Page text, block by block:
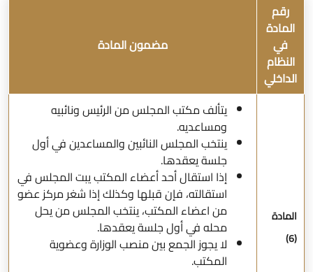
رقم
المادة
في
النظام
الداخلي
مضمون المادة
المادة
يتألف مكتب المجلس من الرئيس ونائبيه
ومساعديه.
ينتخب المجلس النائبين والمساعدين في أول
جلسة يعقدها.
إذا استقال أحد أعضاء المكتب يبت المجلس في
استقالته، فإن قبلها وكذلك إذا شغر مركز عضو
من اعضاء المكتب، ينتخب المجلس من يحل
محله في أول جلسة يعقدها.
لا يجوز الجمع بين منصب الوزارة وعضوية
المكتب.